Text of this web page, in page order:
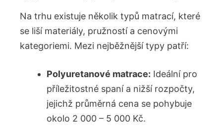
Na trhu existuje několik typů matrací, které
se liší materiály, pružností a cenovými
kategoriemi. Mezi nejběžnější typy patří:
Polyuretanové matrace: Ideální pro
příležitostné spaní a nižší rozpočty,
jejichž průměrná cena se pohybuje
okolo 2 000 – 5 000 Kč.